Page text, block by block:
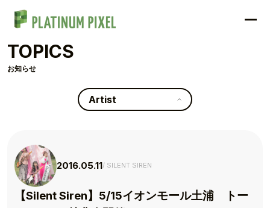
TOPICS
お知らせ
Artist
2016.05.11 SILENT SIREN
【Silent Siren】5/15イオンモール土浦 トー